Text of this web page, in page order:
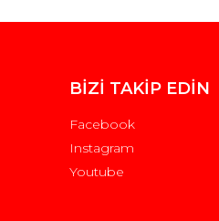
BİZİ TAKİP EDİN
Facebook
Instagram
Youtube